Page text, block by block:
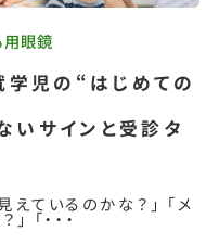
眼鏡
学児の“はじめての
いサインと受診タ
えているのかな？」 「メ
「・・・